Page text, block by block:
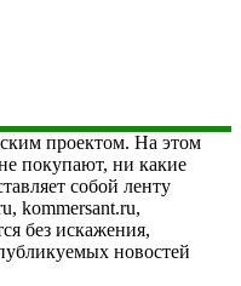
проектом. На этом
покупают, ни какие
собой ленту
kommersant.ru,
без искажения,
новостей